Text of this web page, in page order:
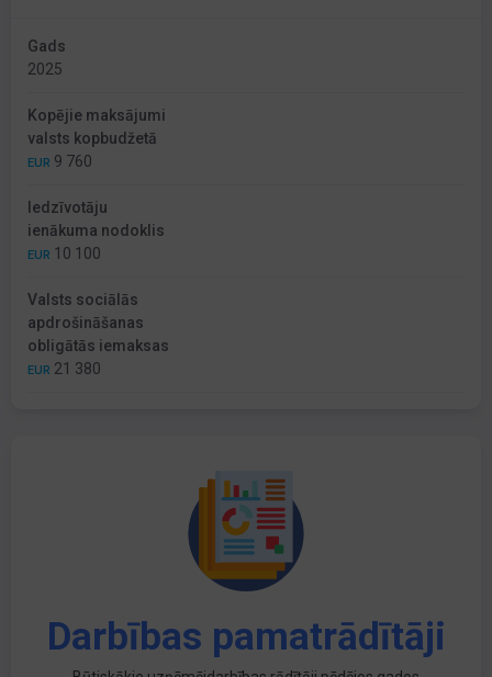
Gads
2025
Kopējie maksājumi
valsts kopbudžetā
EUR 9 760
Iedzīvotāju
ienākuma nodoklis
EUR 10 100
Valsts sociālās
apdrošināšanas
obligātās iemaksas
EUR 21 380
Darbības pamatrādītāji